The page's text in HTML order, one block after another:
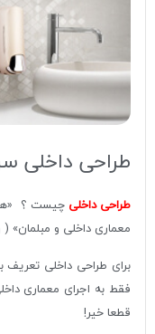
طراحی داخلی
طراحی داخلی چیست ؟
معماری داخلی و مبلمان» (
برای طراحی داخلی تعریف
فقط به اجرای معماری
قطعا خیر!